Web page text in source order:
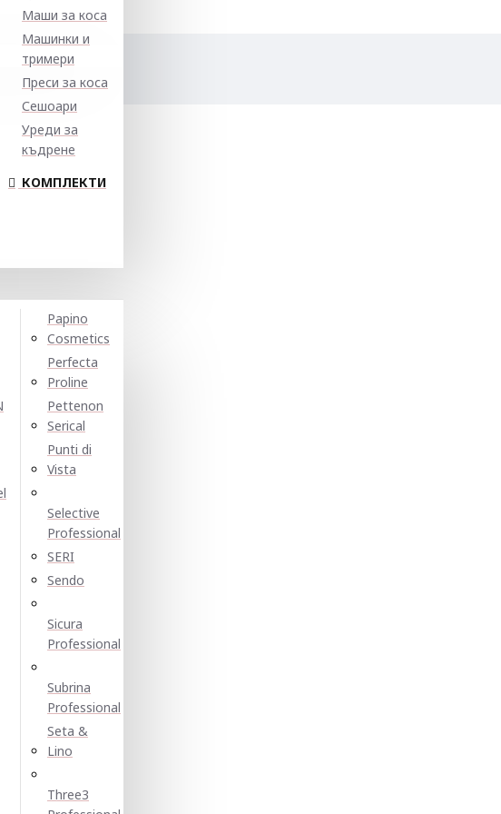
Маши за коса
Машинки и
тримери
Преси за коса
Сешоари
Уреди за
къдрене
КОМПЛЕКТИ
Papino
Cosmetics
Perfecta
Proline
Pettenon
Serical
Punti di
Vista
Selective
Professional
SERI
Sendo
Sicura
Professional
Subrina
Professional
Seta &
Lino
Three3